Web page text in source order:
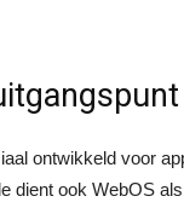
ontwikkeld voor
dient ook WebOS